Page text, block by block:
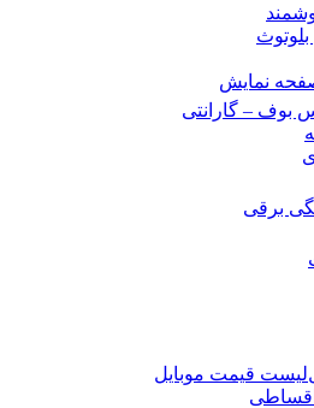
نمایش
بوف – گارانتی
برقی
لیست قیمت موبایل